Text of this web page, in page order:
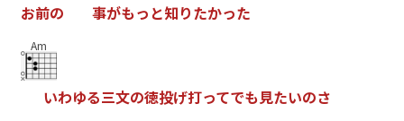
お前の 事がもっ と知りたかった
Am
いわゆる三文の徳投げ打ってでも見たいのさ